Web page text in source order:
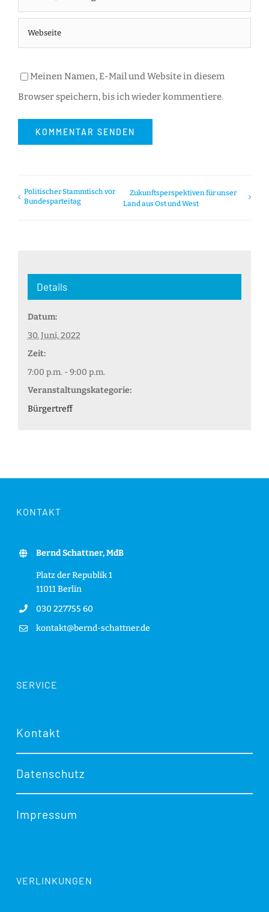
Meinen Namen, E-Mail und Website in diesem
Browser speichern, bis ich wieder kommentiere.
Politischer Stammtisch vor
Bundesparteitag
Zukunftsperspektiven für unser
Land aus Ost und West
Details
Datum:
30. Juni, 2022
Zeit:
7:00 p.m. - 9:00 p.m.
Veranstaltungskategorie:
Bürgertreff
KONTAKT
Bernd Schattner, MdB
Platz der Republik 1
11011 Berlin
030 227755 60
kontakt@bernd-schattner.de
SERVICE
Kontakt
Datenschutz
Impressum
VERLINKUNGEN